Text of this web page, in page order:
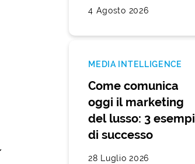
4 Agosto 2026
MEDIA INTELLIGENCE
Come comunica
oggi il marketing
del lusso: 3 esempi
di successo
28 Luglio 2026